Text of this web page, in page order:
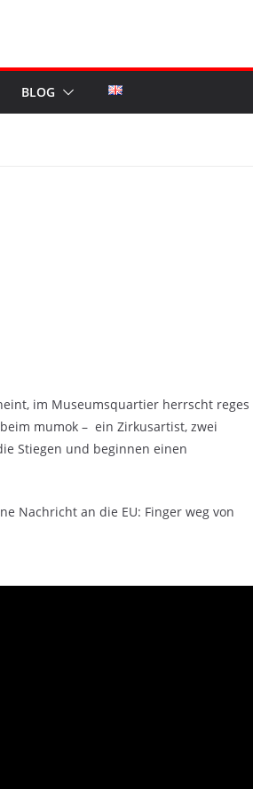
BLOG
im Museumsquartier herrscht reges
mumok – ein Zirkusartist, zwei
Stiegen und beginnen einen
Nachricht an die EU: Finger weg von